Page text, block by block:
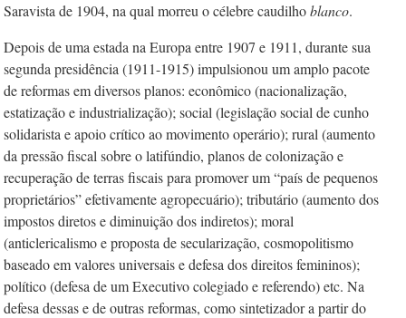
Saravista de 1904, na qual morreu o célebre caudilhoblanco.
Depois de uma estada na Europa entre 1907 e 1911, durante sua
segunda presidência (1911-1915) impulsionou um amplo pacote
de reformas em diversos planos: econômico (nacionalização,
estatização e industrialização); social (legislação social de cunho
solidarista e apoio crítico ao movimento operário); rural (aumento
da pressão fiscal sobre o latifúndio, planos de colonização e
recuperação de terras fiscais para promover um “país de pequenos
proprietários” efetivamente agropecuário); tributário (aumento dos
impostos diretos e diminuição dos indiretos); moral
(anticlericalismo e proposta de secularização, cosmopolitismo
baseado em valores universais e defesa dos direitos femininos);
político (defesa de um Executivo colegiado e referendo) etc. Na
defesa dessas e de outras reformas, como sintetizador a partir do